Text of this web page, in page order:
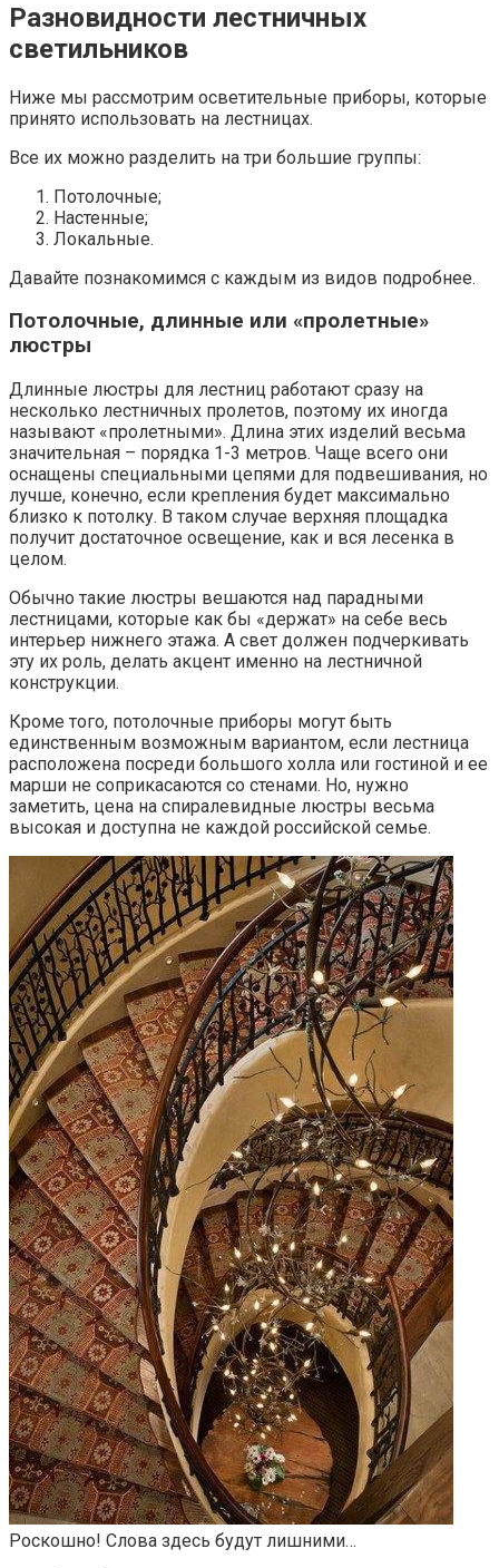
Разновидности лестничных
светильников
Ниже мы рассмотрим осветительные приборы, которые
принято использовать на лестницах.
Все их можно разделить на три большие группы:
Потолочные;
Настенные;
Локальные.
Давайте познакомимся с каждым из видов подробнее.
Потолочные, длинные или «пролетные»
люстры
Длинные люстры для лестниц работают сразу на
несколько лестничных пролетов, поэтому их иногда
называют «пролетными». Длина этих изделий весьма
значительная – порядка 1-3 метров. Чаще всего они
оснащены специальными цепями для подвешивания, но
лучше, конечно, если крепления будет максимально
близко к потолку. В таком случае верхняя площадка
получит достаточное освещение, как и вся лесенка в
целом.
Обычно такие люстры вешаются над парадными
лестницами, которые как бы «держат» на себе весь
интерьер нижнего этажа. А свет должен подчеркивать
эту их роль, делать акцент именно на лестничной
конструкции.
Кроме того, потолочные приборы могут быть
единственным возможным вариантом, если лестница
расположена посреди большого холла или гостиной и ее
марши не соприкасаются со стенами. Но, нужно
заметить, цена на спиралевидные люстры весьма
высокая и доступна не каждой российской семье.
Роскошно! Слова здесь будут лишними…